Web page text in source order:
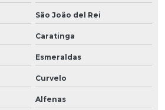
São João del Rei
Caratinga
Esmeraldas
Curvelo
Alfenas